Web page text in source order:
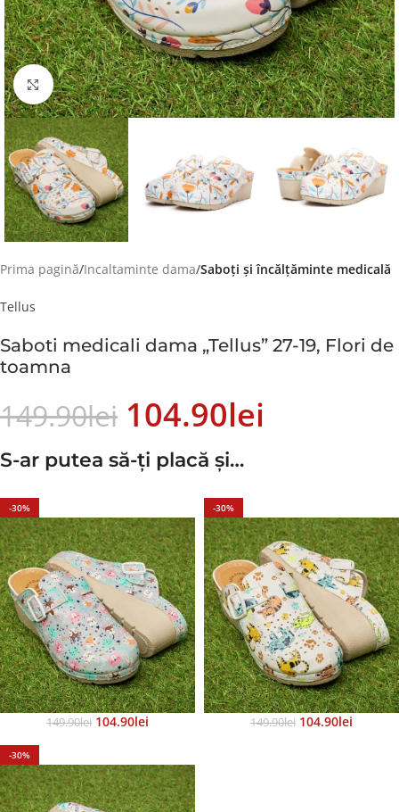
Faceți click pentru a mări
Prima pagină Incaltaminte dama Saboți și încălțăminte medicală
Tellus
Saboti medicali dama „Tellus” 27-19, Flori de
toamna
149.90Lei 104.90Lei
S-ar putea să-ți placă și…
-30%
149.90Lei 104.90Lei
-30%
149.90Lei 104.90Lei
-30%